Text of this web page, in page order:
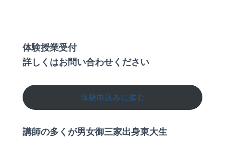
体験授業受付
詳しくはお問い合わせください
体験申込みに進む
講師の多くが男女御三家出身東大生